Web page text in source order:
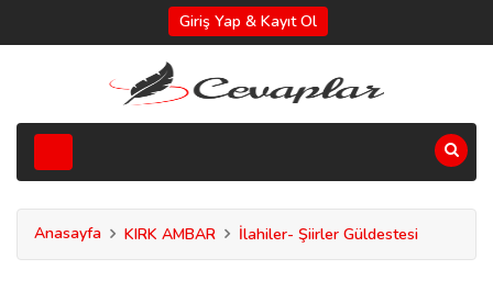
Giriş Yap & Kayıt Ol
Anasayfa KIRK AMBAR İlahiler- Şiirler Güldestesi